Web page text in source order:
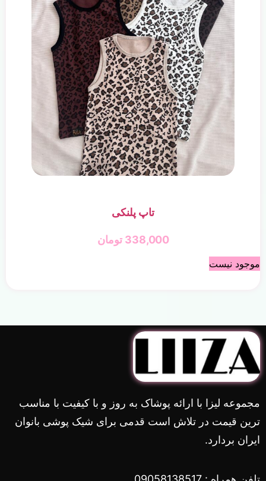
تاپ پلنکی
338,000 تومان
موجود نیست
مجموعه لیزا با ارائه پوشاک به روز و با کیفیت با مناسب
ترین قیمت در تلاش است قدمی برای شیک پوشی بانوان
ایران بردارد.